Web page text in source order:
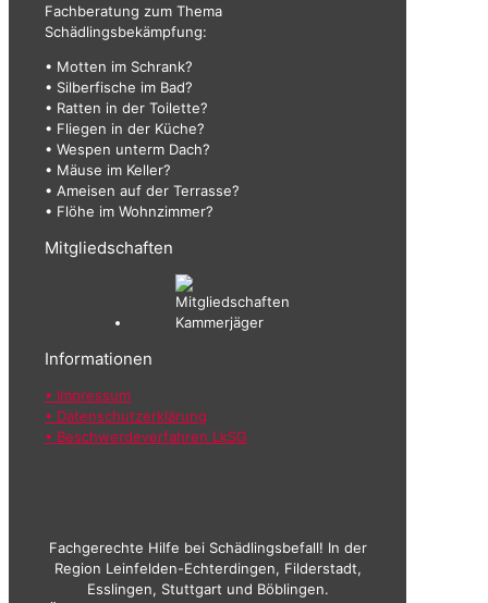
Fachberatung zum Thema
Schädlingsbekämpfung:
• Motten im Schrank?
• Silberfische im Bad?
• Ratten in der Toilette?
• Fliegen in der Küche?
• Wespen unterm Dach?
• Mäuse im Keller?
• Ameisen auf der Terrasse?
• Flöhe im Wohnzimmer?
Mitgliedschaften
Informationen
• Impressum
• Datenschutzerklärung
• Beschwerdeverfahren LkSG
Fachgerechte Hilfe bei Schädlingsbefall! In der
Region Leinfelden-Echterdingen, Filderstadt,
Esslingen, Stuttgart und Böblingen.